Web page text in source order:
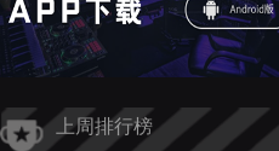
上周排行榜